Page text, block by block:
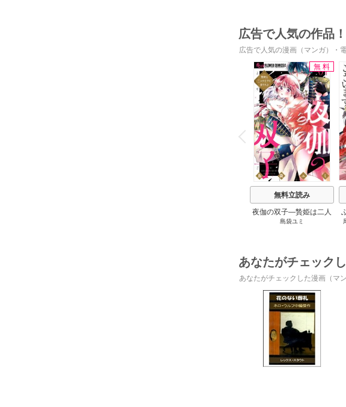
広告で人気の作品！
広告で人気の漫画（マンガ）・
P
r
e
v
i
o
u
s
無料
無料立読み
夜伽の双子―贄姫は二人
の王子に愛される―
島袋ユミ
あなたがチェック
あなたがチェックした漫画（マ